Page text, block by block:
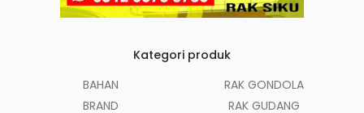
Kategori produk
BAHAN
BRAND
RAK GONDOLA
RAK GUDANG